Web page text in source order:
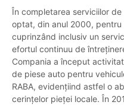
În completarea serviciilor
optat, din anul 2000,
cuprinzând inclusiv un
efortul continuu de
Compania a început
de piese auto pentru
RABA, evidențiind astfel o
cerințelor pieței locale. În